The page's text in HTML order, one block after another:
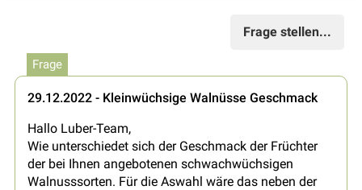
Frage stellen...
Frage
29.12.2022 - Kleinwüchsige Walnüsse Geschmack
Hallo Luber-Team,
Wie unterschiedet sich der Geschmack der Früchter
der bei Ihnen angebotenen schwachwüchsigen
Walnusssorten. Für die Aswahl wäre das neben der